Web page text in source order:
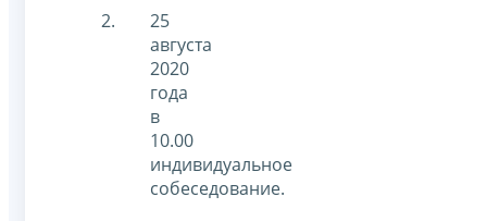
25
августа
2020
года
в
10.00
индивидуальное
собеседование.